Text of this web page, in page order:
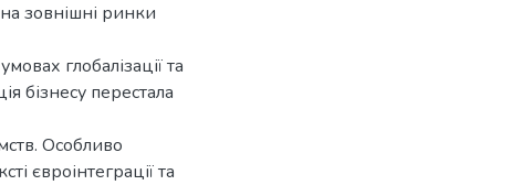
зовнішні ринки
глобалізації та
бізнесу перестала
Особливо
євроінтеграції та